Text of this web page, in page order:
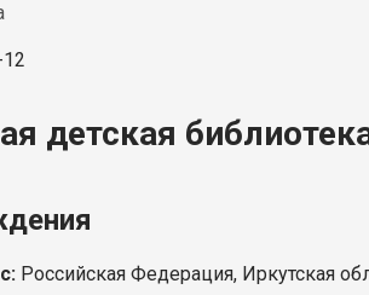
детская
Российская Федерация, Иркутская